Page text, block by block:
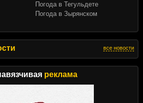
все новости
реклама
Погода в Тегульдете
Погода в Зырянском